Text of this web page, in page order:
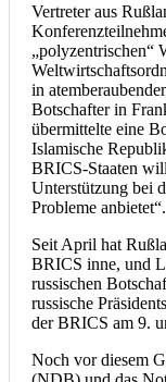
Vertreter aus
„polyzentrischen“
in
Botschafter in
übermittelte eine
Islamische
BRICS-Staaten
Unterstützung bei
Probleme anbietet“.
Seit April hat
BRICS inne, und
russischen
russische
der BRICS am 9.
Noch vor diesem